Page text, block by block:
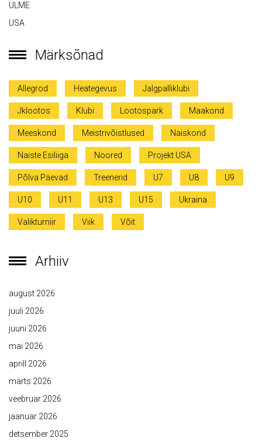
ULME
USA
Märksõnad
Allegrod Heategevus Jalgpalliklubi
Jklootos Klubi Lootospark Maakond
Meeskond Meistrivõistlused Naiskond
Naiste Esiliiga Noored Projekt USA
Põlva Päevad Treenerid U7 U8 U9
U10 U11 U13 U15 Ukraina
Valikturniir Viik Võit
Arhiiv
august 2026
juuli 2026
juuni 2026
mai 2026
aprill 2026
märts 2026
veebruar 2026
jaanuar 2026
detsember 2025